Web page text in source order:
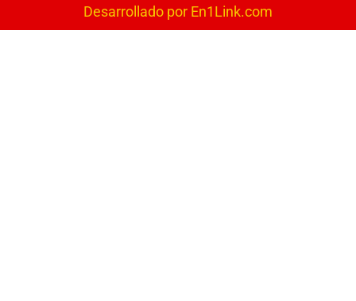
Desarrollado por En1Link.com